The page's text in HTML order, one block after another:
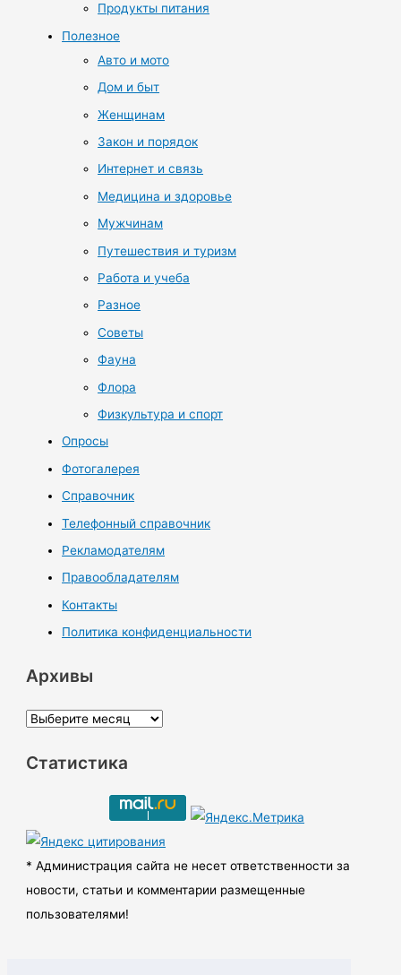
Продукты питания
Полезное
Авто и мото
Дом и быт
Женщинам
Закон и порядок
Интернет и связь
Медицина и здоровье
Мужчинам
Путешествия и туризм
Работа и учеба
Разное
Советы
Фауна
Флора
Физкультура и спорт
Опросы
Фотогалерея
Справочник
Телефонный справочник
Рекламодателям
Правообладателям
Контакты
Политика конфиденциальности
Архивы
А
х
ы
Статистика
* Администрация сайта не несет ответственности за
новости, статьи и комментарии размещенные
пользователями!